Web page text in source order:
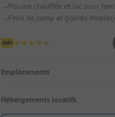
Piscine chauffée et lac pour
Feux de camp et grands
Emplacements
Hébergements locatifs